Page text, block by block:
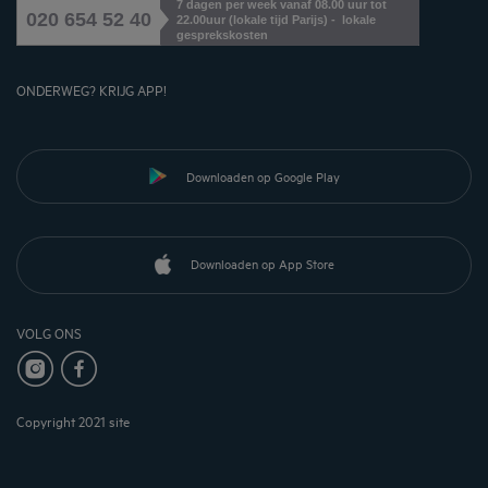
020 654 52 40
7 dagen per week vanaf 08.00 uur tot
22.00uur (lokale tijd Parijs) - lokale
gesprekskosten
ONDERWEG? KRIJG APP!
Downloaden op Google Play
Downloaden op App Store
VOLG ONS
Copyright 2021 site